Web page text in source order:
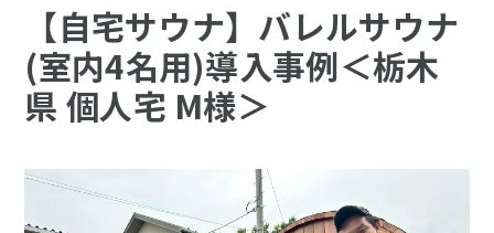
【自宅サウナ】バレルサウナ
(室内4名用)導入事例＜栃木
県 個人宅 M様＞